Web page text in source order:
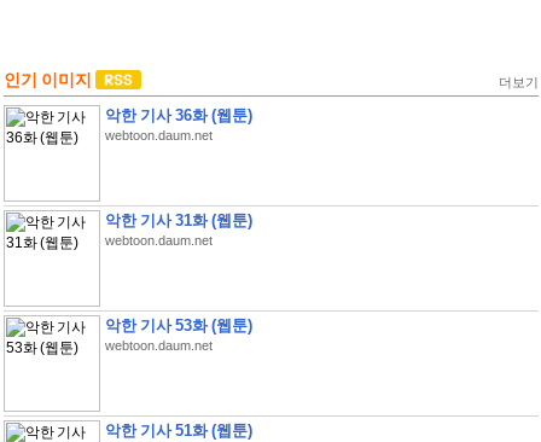
인기 이미지 더보기
악한 기사 36화 (웹툰)
webtoon.daum.net
악한 기사 31화 (웹툰)
webtoon.daum.net
악한 기사 53화 (웹툰)
webtoon.daum.net
악한 기사 51화 (웹툰)